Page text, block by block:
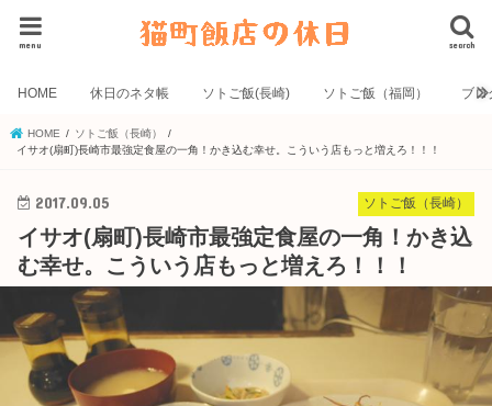
search
menu
HOME 休日のネタ帳 ソトご飯(長崎) ソトご飯（福岡） ブロ
HOME
ソトご飯（長崎）
イサオ(扇町)長崎市最強定食屋の一角！かき込む幸せ。こういう店もっと増えろ！！！
ソトご飯（長崎）
2017.09.05
イサオ(扇町)長崎市最強定食屋の一角！かき込
む幸せ。こういう店もっと増えろ！！！